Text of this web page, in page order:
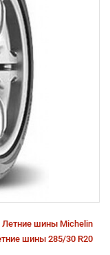
Летние шины Michelin
шины 285/30 R20